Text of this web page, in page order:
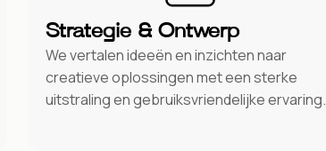
Strategie & Ontwerp
We vertalen ideeën en inzichten naar
creatieve oplossingen met een sterke
uitstraling en gebruiksvriendelijke ervaring.